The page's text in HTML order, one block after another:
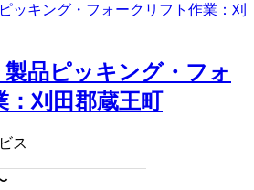
品ピッキング・フォ
刈田郡蔵王町
ス